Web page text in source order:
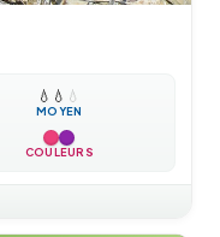
💧 💧 💧
MOYEN
COULEURS